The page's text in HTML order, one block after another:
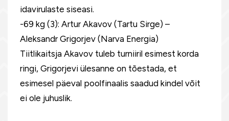
idavirulaste siseasi.
-69 kg (3): Artur Akavov (Tartu Sirge) –
Aleksandr Grigorjev (Narva Energia)
Tiitlikaitsja Akavov tuleb turniiril esimest korda
ringi, Grigorjevi ülesanne on tõestada, et
esimesel päeval poolfinaalis saadud kindel võit
ei ole juhuslik.